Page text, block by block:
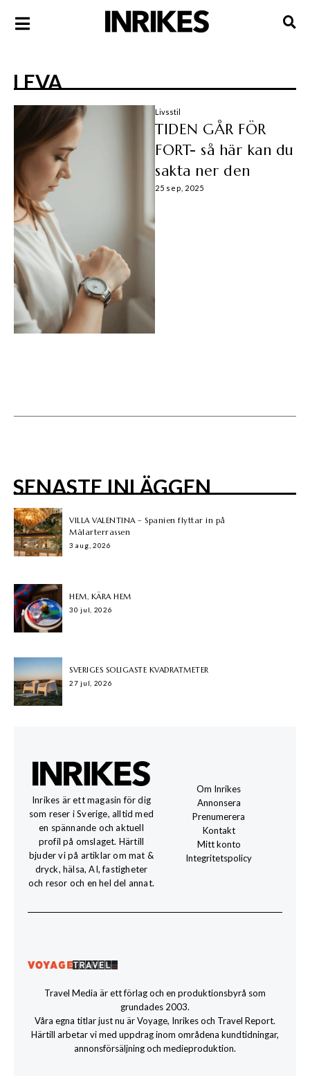
LEVA
Livsstil
TIDEN GÅR FÖR
FORT- så här kan du
sakta ner den
25 sep, 2025
SENASTE INLÄGGEN
VILLA VALENTINA – Spanien flyttar in på
Mälarterrassen
3 aug, 2026
HEM, KÄRA HEM
30 jul, 2026
SVERIGES SOLIGASTE KVADRATMETER
27 jul, 2026
Inrikes är ett magasin för dig
som reser i Sverige, alltid med
en spännande och aktuell
profil på omslaget. Härtill
bjuder vi på artiklar om mat &
dryck, hälsa, AI, fastigheter
och resor och en hel del annat.
Om Inrikes
Annonsera
Prenumerera
Kontakt
Mitt konto
Integritetspolicy
Travel Media är ett förlag och en produktionsbyrå som
grundades 2003.
Våra egna titlar just nu är Voyage, Inrikes och Travel Report.
Härtill arbetar vi med uppdrag inom områdena kundtidningar,
annonsförsäljning och medieproduktion.